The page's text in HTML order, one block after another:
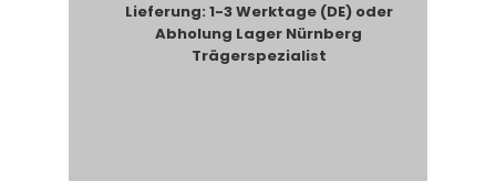
Lieferung: 1-3 Werktage (DE) oder
Abholung Lager Nürnberg
Trägerspezialist